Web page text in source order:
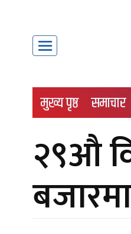
मुख्य पृष्ठ समाचार
२९औ